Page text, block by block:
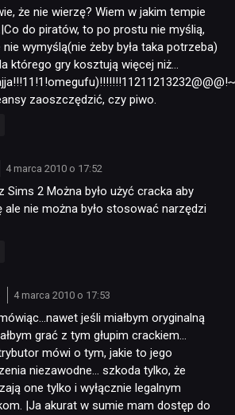
że nie wierzę? Wiem w jakim tempie
do piratów, to po prostu nie myślią,
wymyślą(nie żeby była taka potrzeba)
którego gry kosztują więcej niż…
~
zaoszczędzić, czy piwo.
4 marca 2010 o 17:52
Sims 2 Można było użyć cracka aby
ale nie można było stosować narzędzi
4 marca 2010 o 17:53
jeśli miałbym oryginalną
grać z tym głupim crackiem…
mówi o tym, jakie to jego
niezawodne… szkoda tylko, że
one tylko i wyłącznie legalnym
|Ja akurat w sumie mam dostęp do